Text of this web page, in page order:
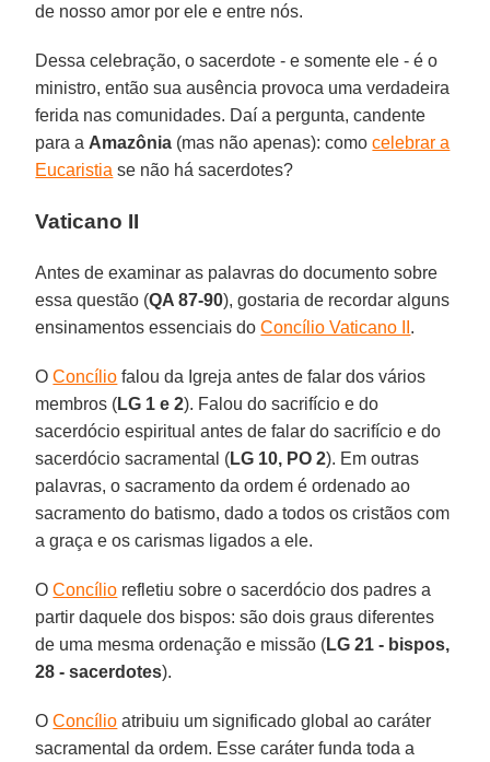
de nosso amor por ele e entre nós.
Dessa celebração, o sacerdote - e somente ele - é o
ministro, então sua ausência provoca uma verdadeira
ferida nas comunidades. Daí a pergunta, candente
para a Amazônia (mas não apenas): comocelebrar a
Eucaristia se não há sacerdotes?
Vaticano II
Antes de examinar as palavras do documento sobre
essa questão (QA 87-90), gostaria de recordar alguns
ensinamentos essenciais doConcílio Vaticano II .
OConcílio falou da Igreja antes de falar dos vários
membros (LG 1 e 2). Falou do sacrifício e do
sacerdócio espiritual antes de falar do sacrifício e do
sacerdócio sacramental (LG 10, PO 2). Em outras
palavras, o sacramento da ordem é ordenado ao
sacramento do batismo, dado a todos os cristãos com
a graça e os carismas ligados a ele.
OConcílio refletiu sobre o sacerdócio dos padres a
partir daquele dos bispos: são dois graus diferentes
de uma mesma ordenação e missão (LG 21 - bispos,
28 - sacerdotes).
OConcílio atribuiu um significado global ao caráter
sacramental da ordem. Esse caráter funda toda a